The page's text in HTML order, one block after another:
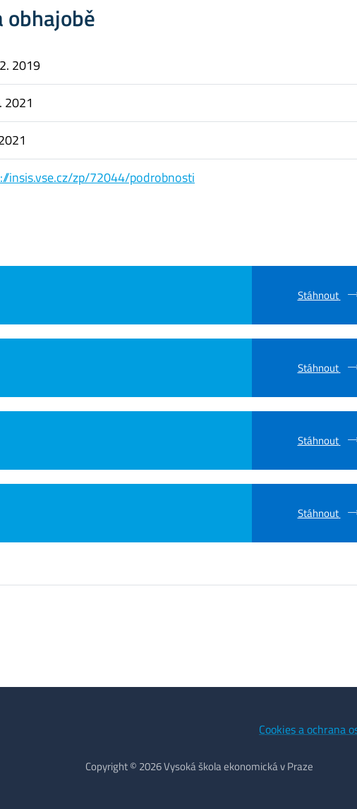
obhajobě
2019
2021
insis.vse.cz/zp/72044/podrobnosti
Stáhnout
Stáhnout
Stáhnout
Stáhnout
Cookies a ochrana
Copyright © 2026 Vysoká škola ekonomická v Praze